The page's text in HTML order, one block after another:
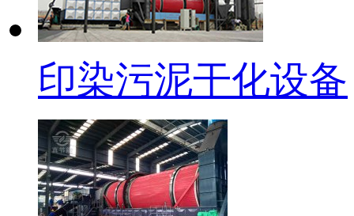
印染污泥干化设备